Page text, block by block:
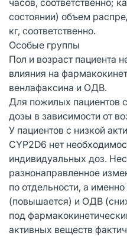
состоянии) объем
кг, соответственно.
Особые группы
Пол и возраст пациента
влияния на
венлафаксина и ОДВ.
Для пожилых пациентов
дозы в зависимости от
У пациентов с низкой
CYP2D6 нет
индивидуальных доз.
разнонаправленное
по отдельности, а
(повышается) и ОДВ
под
активных веществ